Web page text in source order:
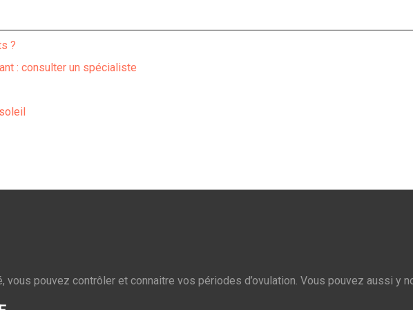
?
: consulter un spécialiste
pouvez contrôler et connaitre vos périodes d’ovulation. Vous pouvez aussi y